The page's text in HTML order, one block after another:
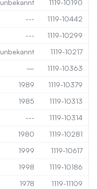
unbekannt
1119-10190
---
1119-10442
---
1119-10299
unbekannt
1119-10217
—
1119-10363
1989
1119-10379
1985
1119-10313
---
1119-10314
1980
1119-10281
1999
1119-10617
1998
1119-10186
1978
1119-11109